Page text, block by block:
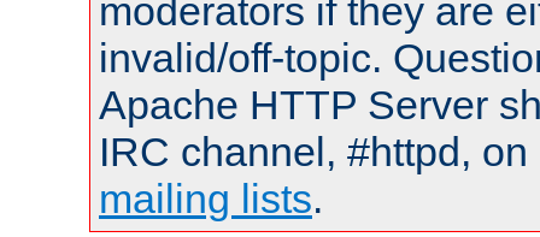
moderators if they are
invalid/off-topic.
Apache HTTP Server
IRC channel, #httpd,
mailing lists.